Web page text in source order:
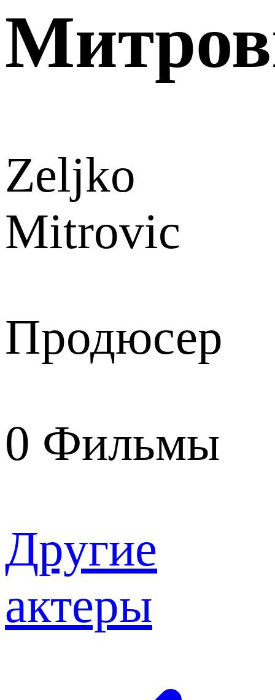
Zeljko
Mitrovic
Продюсер
0 Фильмы
Другие
актеры